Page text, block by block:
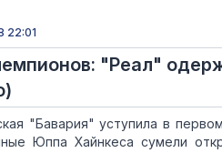
22:01
"Реал"
"Бавария" уступила в
Юппа Хайнкеса сумели